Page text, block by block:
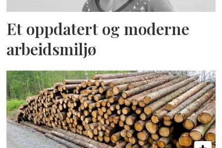
Et oppdatert og moderne
arbeidsmiljø